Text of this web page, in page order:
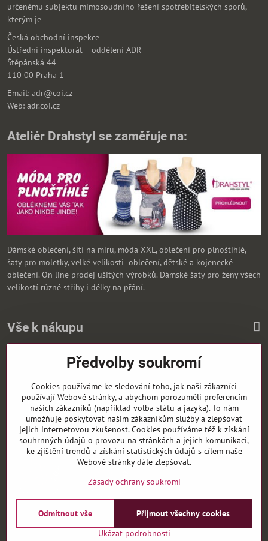
určenému subjektu mimosoudního řešení spotřebitelských sporů,
kterým je
Česká obchodní inspekce
Ústřední inspektorát – oddělení ADR
Štěpánská 44
110 00 Praha 1
Email: adr@coi.cz
Web: adr.coi.cz
Ateliér Drahstyl se zaměřuje na:
Dámské oblečení, šítí na míru, móda XXL, oblečení pro plnoštíhlé,
šaty pro moletky, velké velikosti oblečení, dětské a kojenecké
oblečení. On line prodej ušitých výrobků. Dámské šaty pro ženy všech
velikostí různé střihy i délky na přání.
Vše k nákupu
Zasíláme i na Slovensko
©2026CopyrightPředvolby soukromíZásady ochrany soukromí
Vytvořeno systémem:ByznysWeb.cz
Předvolby soukromí
Cookies používáme ke sledování toho, jak naši zákazníci
používají Webové stránky, a abychom porozuměli preferencím
našich zákazníků (například volba státu a jazyka). To nám
umožňuje poskytovat našim zákazníkům služby a zlepšovat
jejich internetovou zkušenost. Cookies používáme též k získání
souhrnných údajů o provozu na stránkách a jejich komunikaci,
ke zjištění trendů a získání statistických údajů s cílem naše
Webové stránky dále zlepšovat.
Zásady ochrany soukromí
Ukázat podrobnosti
Přijmout všechny cookies
Odmítnout vše